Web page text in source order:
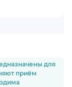
для
приём